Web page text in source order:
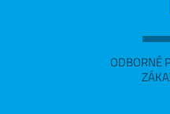
ODBORNÉ